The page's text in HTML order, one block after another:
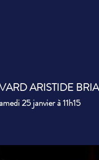
ARISTIDE
25 janvier à 11h15